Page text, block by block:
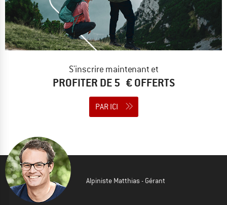
S'inscrire maintenant et
PROFITER DE 5 € OFFERTS
PAR ICI
Alpiniste Matthias - Gérant